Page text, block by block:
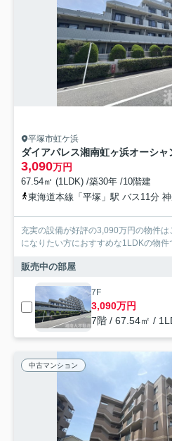
平塚市虹ケ浜
ダイアパレス湘南虹ヶ浜オーシャ
3,090万円
67.54㎡ (1LDK) /築30年 /10階建
東海道本線「平塚」駅 バス11分 神奈川中央交通「
充実の設備が好評の3,090万円の物件
になりたい方におすすめな1LDKの物件
販売中の部屋
7F
3,090万円
7階 / 67.54㎡ /
中古マンション